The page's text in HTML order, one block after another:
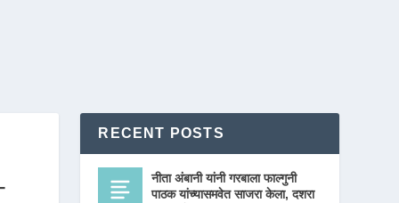
RECENT POSTS
नीता अंबानी यांनी गरबाला फाल्गुनी
पाठक यांच्यासमवेत साजरा केला, दशरा